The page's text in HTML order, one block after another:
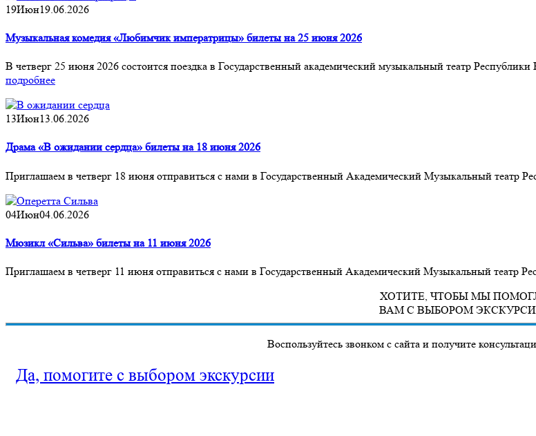
19Июн19.06.2026
Музыкальная комедия «Любимчик императрицы» билеты на 25 июня 2026
В четверг 25 июня 2026 состоится поездка в Государственный академический музыкальный театр
подробнее
13Июн13.06.2026
Драма «В ожидании сердца» билеты на 18 июня 2026
Приглашаем в четверг 18 июня отправиться с нами в Государственный Академический Музыкальный театр
04Июн04.06.2026
Мюзикл «Сильва» билеты на 11 июня 2026
Приглашаем в четверг 11 июня отправиться с нами в Государственный Академический Музыкальный театр
ХОТИТЕ, ЧТОБЫ МЫ
ВАМ С ВЫБОРОМ
Воспользуйтесь звонком с сайта и получите
Да, помогите с выбором экскурсии